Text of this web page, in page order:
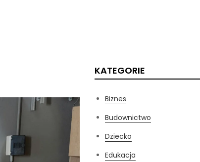
KATEGORIE
Biznes
Budownictwo
Dziecko
Edukacja